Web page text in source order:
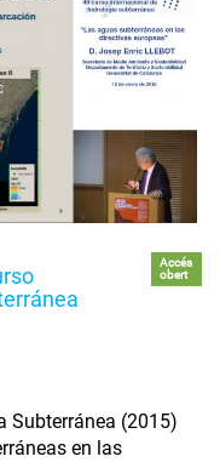
Accés
obert
Subterránea (2015)
en las